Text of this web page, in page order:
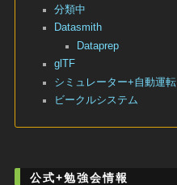
分類中
Datasmith
Dataprep
glTF
シミュレーター+自動運転
ビークルシステム
公式+勉強会情報